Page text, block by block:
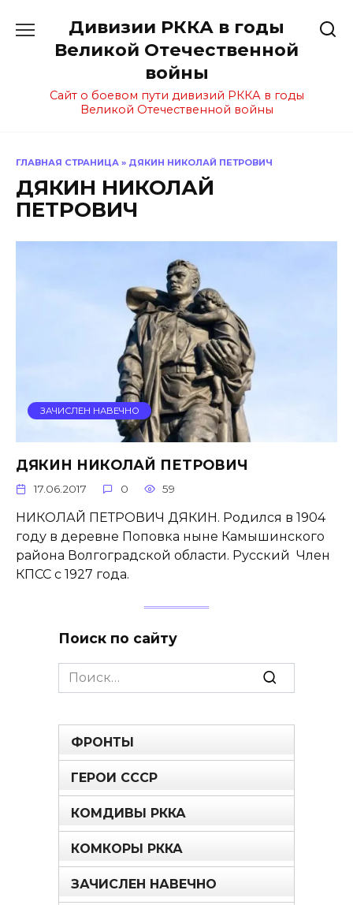
содержанию
Дивизии РККА в годы
Великой Отечественной
войны
Сайт о боевом пути дивизий РККА в годы
Великой Отечественной войны
ГЛАВНАЯ СТРАНИЦА » ДЯКИН НИКОЛАЙ ПЕТРОВИЧ
ДЯКИН НИКОЛАЙ
ПЕТРОВИЧ
ЗАЧИСЛЕН НАВЕЧНО
ДЯКИН НИКОЛАЙ ПЕТРОВИЧ
17.06.2017 0 59
НИКОЛАЙ ПЕТРОВИЧ ДЯКИН. Родился в 1904
году в деревне Поповка ныне Камышинского
района Волгоградской области. Русский Член
КПСС с 1927 года.
Поиск по сайту
Search
for:
ФРОНТЫ
ГЕРОИ СССР
КОМДИВЫ РККА
КОМКОРЫ РККА
ЗАЧИСЛЕН НАВЕЧНО